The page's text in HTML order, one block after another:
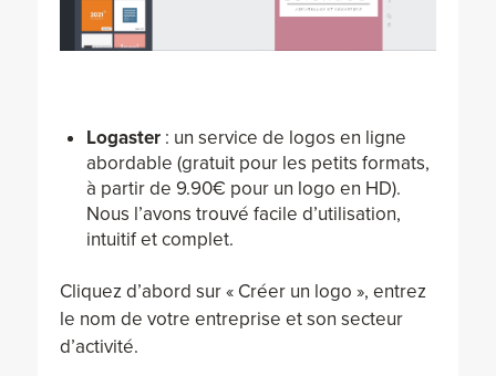
Logaster: un service de logos en ligne
abordable (gratuit pour les petits formats,
à partir de 9.90€ pour un logo en HD).
Nous l’avons trouvé facile d’utilisation,
intuitif et complet.
Cliquez d’abord sur « Créer un logo », entrez
le nom de votre entreprise et son secteur
d’activité.